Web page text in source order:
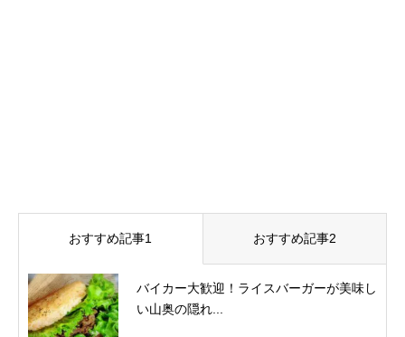
おすすめ記事1 おすすめ記事2
バイカー大歓迎！ライスバーガーが美味し
い山奥の隠れ...